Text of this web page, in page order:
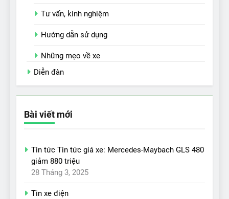
Tư vấn, kinh nghiệm
Hướng dẫn sử dụng
Những mẹo về xe
Diễn đàn
Bài viết mới
Tin tức Tin tức giá xe: Mercedes-Maybach GLS 480
giảm 880 triệu
28 Tháng 3, 2025
Tin xe điện